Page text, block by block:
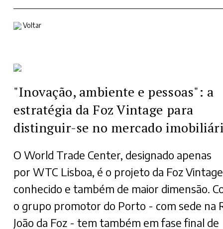
Voltar
"Inovação, ambiente e pessoas": a
estratégia da Foz Vintage para
distinguir-se no mercado
O World Trade Center, designado apenas
por WTC Lisboa, é o projeto da Foz
conhecido e também de maior dimensão.
o grupo promotor do Porto - com sede na
João da Foz - tem também em fase final de